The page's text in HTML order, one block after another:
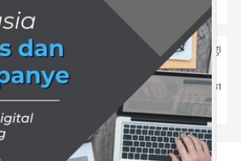
Dari Konten Biasa Jadi Fenomenal: Strategi
24 Maret 2025 | 531